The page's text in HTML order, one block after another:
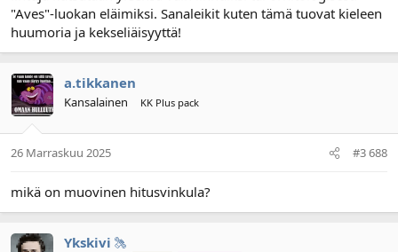
"Aves"-luokan eläimiksi. Sanaleikit kuten tämä tuovat kieleen
huumoria ja kekseliäisyyttä!
a.tikkanen
Kansalainen KK Plus pack
26 Marraskuu 2025 #3 688
mikä on muovinen hitusvinkula?
Ykskivi